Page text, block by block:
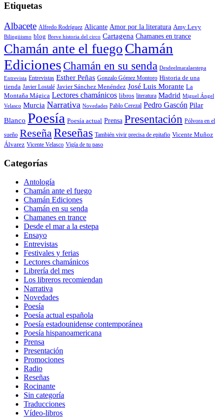
Etiquetas
Albacete Alfredo Rodríguez Alicante Amor por la literatura Amy Levy
Bilingüismo blog Breve historia del circo Cartagena Chamanes en trance
Chamán ante el fuego Chamán
Ediciones Chamán en su senda Desdeelmaralaestepa
Entrevista Entrevistas Esther Peñas Gonzalo Gómez Montoro Historia de una
tienda Javier Lostalé Javier Sánchez Menéndez José Luis Morante La
Montaña Mágica Lectores chamánicos libros literatura Madrid Miguel Ángel
Velasco Murcia Narrativa Novedades Pablo Cerezal Pedro Gascón Pilar
Blanco Poesía Poesía actual Prensa Presentación Pólvora en el
sueño Reseña Reseñas También vivir precisa de epitafio Vicente Muñoz
Álvarez Vicente Velasco Vigía de tu paso
Categorías
Antología
Chamán ante el fuego
Chamán Ediciones
Chamán en su senda
Chamanes en trance
Desde el mar a la estepa
Ensayo
Entrevistas
Festivales y ferias
Lectores chamánicos
Librería del mes
Los libreros recomiendan
Narrativa
Novedades
Poesía
Poesía actual española
Poesía estadounidense contemporánea
Poesía hispanoamericana
Prensa
Presentación
Promociones
Radio
Reseñas
Rocinante
Sin categoría
Traducciones
Vídeo-libros